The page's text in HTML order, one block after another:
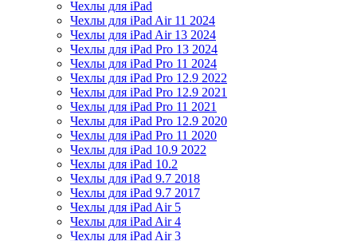
Чехлы для iPad
Чехлы для iPad Air 11 2024
Чехлы для iPad Air 13 2024
Чехлы для iPad Pro 13 2024
Чехлы для iPad Pro 11 2024
Чехлы для iPad Pro 12.9 2022
Чехлы для iPad Pro 12.9 2021
Чехлы для iPad Pro 11 2021
Чехлы для iPad Pro 12.9 2020
Чехлы для iPad Pro 11 2020
Чехлы для iPad 10.9 2022
Чехлы для iPad 10.2
Чехлы для iPad 9.7 2018
Чехлы для iPad 9.7 2017
Чехлы для iPad Air 5
Чехлы для iPad Air 4
Чехлы для iPad Air 3